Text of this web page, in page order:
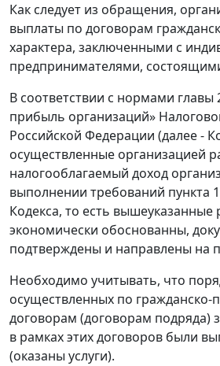
Как следует из обращения,
выплаты по договорам
характера, заключенными с
предпринимателями,
В соответствии с нормами главы
прибыль организаций»
Российской Федерации (далее -
осуществленные организацией
налогооблагаемый доход
выполнении требований пункта
Кодекса, то есть вышеуказанные
экономически обоснованны,
подтверждены и направлены на
Необходимо учитывать, что
осуществленных по гражданско-
договорам (договорам подряда)
в рамках этих договоров были
(оказаны услуги).